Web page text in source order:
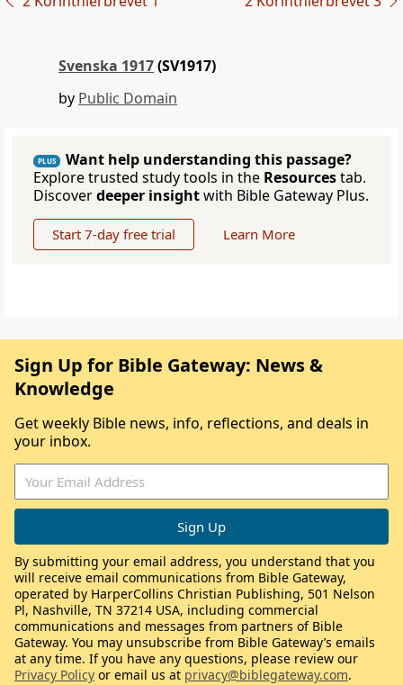
Svenska 1917(SV1917)
by Public Domain
PLUS
Want help understanding this passage?
Explore trusted study tools in the Resourcestab.
Discoverdeeper insightwith Bible Gateway Plus.
Start 7-day free trial Learn More
Sign Up for Bible Gateway: News &
Knowledge
Get weekly Bible news, info, reflections, and deals in
your inbox.
By submitting your email address, you understand that you
will receive email communications from Bible Gateway,
operated by HarperCollins Christian Publishing, 501 Nelson
Pl, Nashville, TN 37214 USA, including commercial
communications and messages from partners of Bible
Gateway. You may unsubscribe from Bible Gateway’s emails
at any time. If you have any questions, please review our
Privacy Policy or email us at privacy@biblegateway.com.